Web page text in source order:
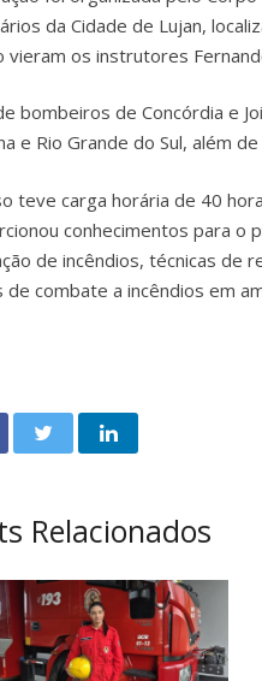
da Cidade de Lujan,
vieram os instrutores
bombeiros de Concórdia e
e Rio Grande do Sul, além
teve carga horária de 40
conhecimentos para o
de incêndios, técnicas de
de combate a incêndios em
Relacionados